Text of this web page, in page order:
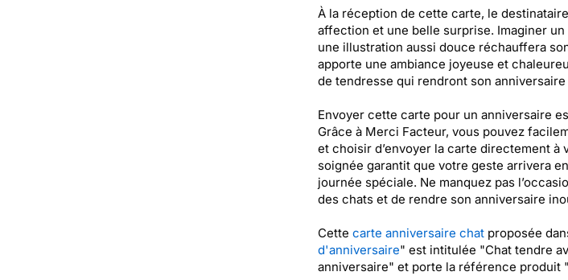
À la réception de cette carte, le
affection et une belle surprise. Imaginer
une illustration aussi douce réchauffera
apporte une ambiance joyeuse et
de tendresse qui rendront son
Envoyer cette carte pour un anniversaire
Grâce à Merci Facteur, vous pouvez
et choisir d’envoyer la carte directement à
soignée garantit que votre geste arrivera
journée spéciale. Ne manquez pas
des chats et de rendre son anniversaire
Cette carte anniversaire chatproposée
d'anniversaire" est intitulée "Chat tendre
anniversaire" et porte la référence produit